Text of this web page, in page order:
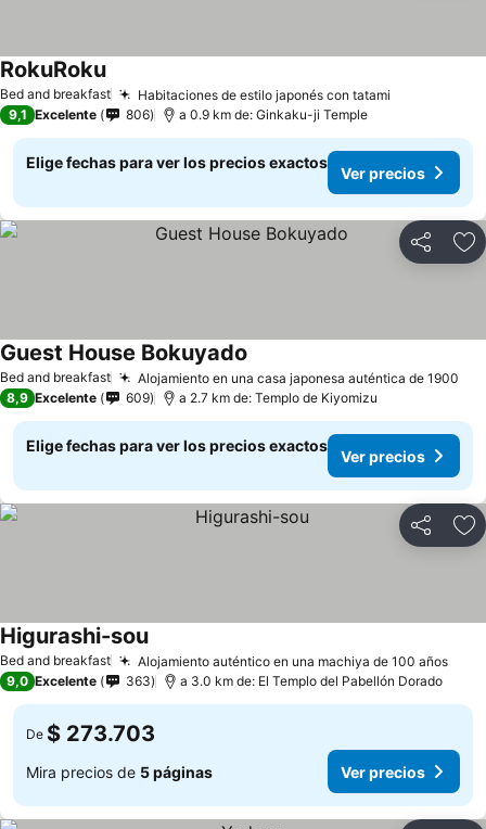
Bed and breakfast Habitaciones de estilo japonés con tatami
RokuRoku
9,1 Excelente 806 a 0.9 km de: Ginkaku-ji Temple
Elige fechas para ver los precios exactos
Ver precios
Compartir
Bed and breakfast Alojamiento en una casa japonesa auténtica de 1900
Guest House Bokuyado
8,9 Excelente 609 a 2.7 km de: Templo de Kiyomizu
Elige fechas para ver los precios exactos
Ver precios
Compartir
Bed and breakfast Alojamiento auténtico en una machiya de 100 años
Higurashi-sou
9,0 Excelente 363 a 3.0 km de: El Templo del Pabellón Dorado
De $ 273.703
Mira precios de 5 páginas Ver precios